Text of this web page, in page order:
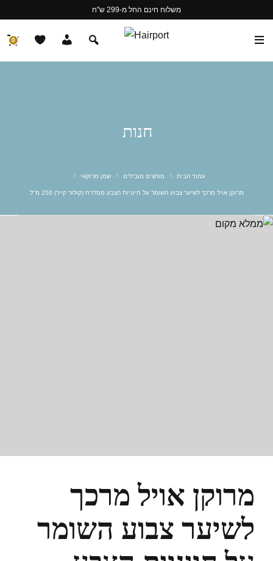
משלוח חינם החל מ-299 ש"ח
0
חנות
עמוד הבית מותגים מובילים שמן מרוקאי
מרוקן אויל מרכך לשיער צבוע השומר על חיוניות הצבע מסדרת (קולור קייר) 250 מ"ל
מרוקן אויל מרכך
לשיער צבוע השומר